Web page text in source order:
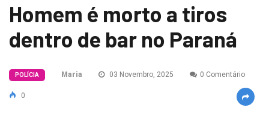
Homem é morto a tiros
dentro de bar no Paraná
POLÍCIA Maria 03 Novembro, 2025 0 Comentário
0